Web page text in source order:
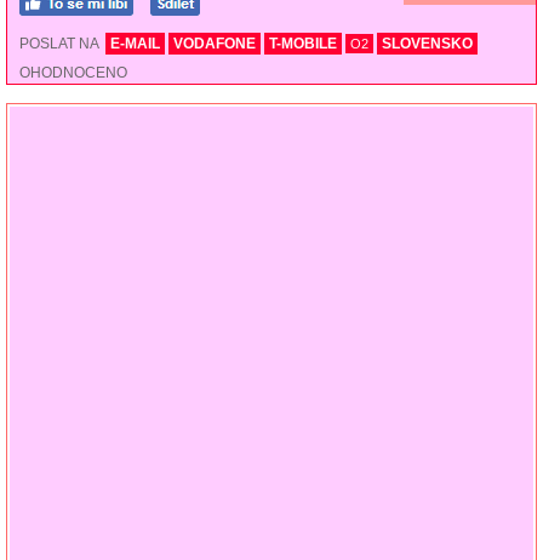
POSLAT NA E-MAIL VODAFONE T-MOBILE O2
SLOVENSKO
OHODNOCENO